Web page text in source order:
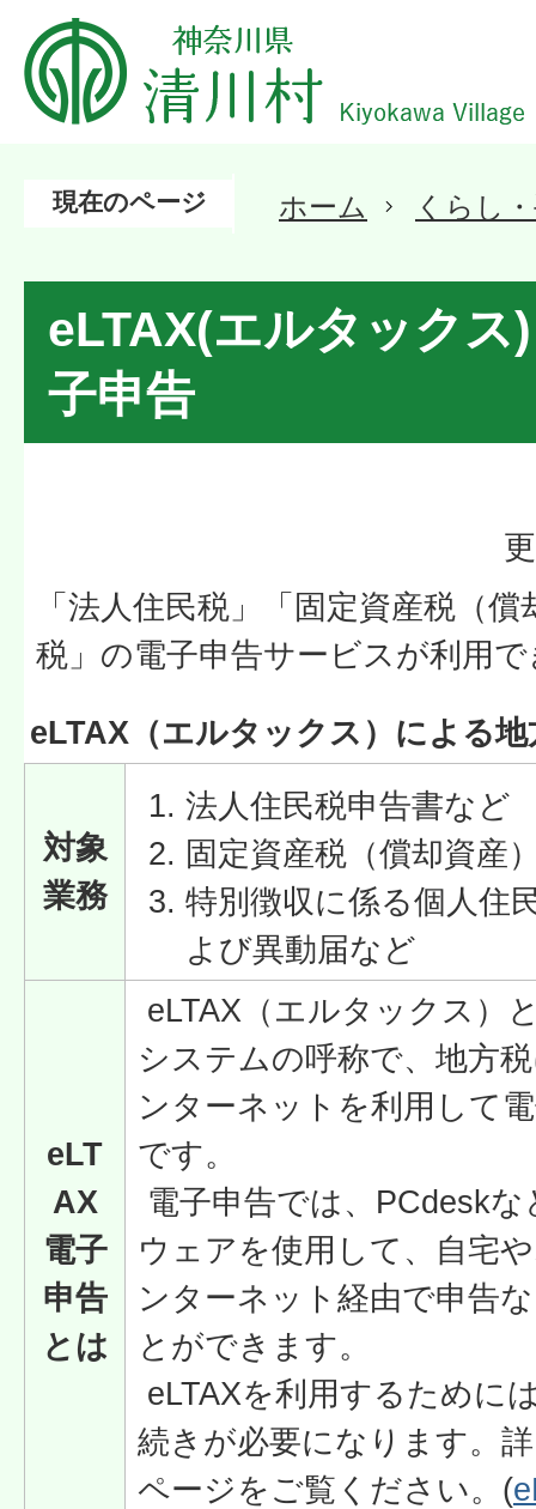
現在のページ ホーム くらし
eLTAX(エルタックス
子申告
「法人住民税」「固定資産税（
税」の電子申告サービスが利用
eLTAX（エルタックス）による地
対象
業務
法人住民税申告書など
固定資産税（償却資産
特別徴収に係る個人住
よび異動届など
eLT
AX
電子
申告
とは
eLTAX（エルタックス）
システムの呼称で、地方
ンターネットを利用して
です。
電子申告では、PCdesk
ウェアを使用して、自宅
ンターネット経由で申告
とができます。
eLTAXを利用するために
続きが必要になります。
ページをご覧ください。(